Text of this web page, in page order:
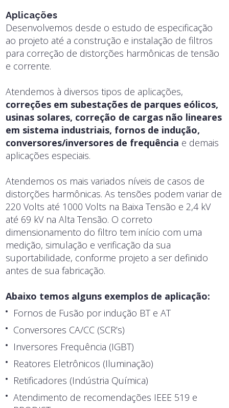
Aplicações
Desenvolvemos desde o estudo de especificação
ao projeto até a construção e instalação de filtros
para correção de distorções harmônicas de tensão
e corrente.
Atendemos à diversos tipos de aplicações,
correções em subestações de parques eólicos,
usinas solares, correção de cargas não lineares
em sistema industriais, fornos de indução,
conversores/inversores de frequência e demais
aplicações especiais.
Atendemos os mais variados níveis de casos de
distorções harmônicas. As tensões podem variar de
220 Volts até 1000 Volts na Baixa Tensão e 2,4 kV
até 69 kV na Alta Tensão. O correto
dimensionamento do filtro tem início com uma
medição, simulação e verificação da sua
suportabilidade, conforme projeto a ser definido
antes de sua fabricação.
Abaixo temos alguns exemplos de aplicação:
Fornos de Fusão por indução BT e AT
Conversores CA/CC (SCR’s)
Inversores Frequência (IGBT)
Reatores Eletrônicos (Iluminação)
Retificadores (Indústria Química)
Atendimento de recomendações IEEE 519 e